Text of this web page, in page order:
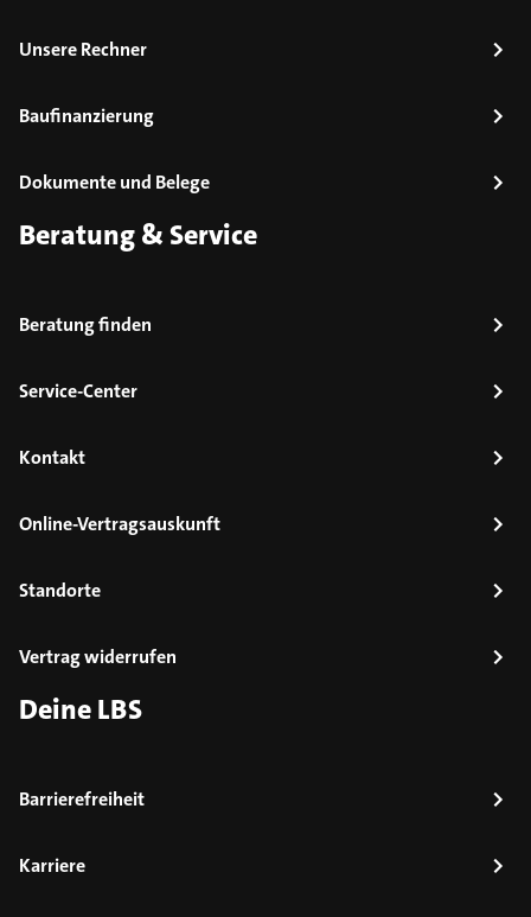
Unsere Rechner
Baufinanzierung
Dokumente und Belege
Beratung & Service
Beratung finden
Service-Center
Kontakt
Online-Vertragsauskunft
Standorte
Vertrag widerrufen
Deine LBS
Barrierefreiheit
Karriere